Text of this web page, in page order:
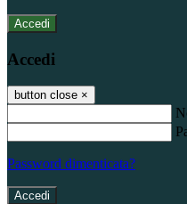
Accedi
Accedi
button close ×
Password dimenticata?